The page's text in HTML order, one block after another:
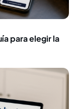
para elegir la